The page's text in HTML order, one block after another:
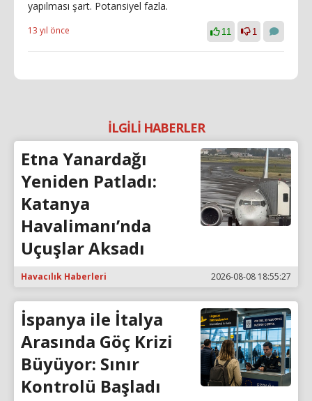
yapılması şart. Potansiyel fazla.
13 yıl önce 11 1
İLGİLİ HABERLER
Etna Yanardağı
Yeniden Patladı:
Katanya
Havalimanı’nda
Uçuşlar Aksadı
Havacılık Haberleri 2026-08-08 18:55:27
İspanya ile İtalya
Arasında Göç Krizi
Büyüyor: Sınır
Kontrolü Başladı